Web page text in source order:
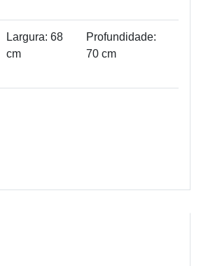
Largura: 68
cm
Profundidade:
70 cm